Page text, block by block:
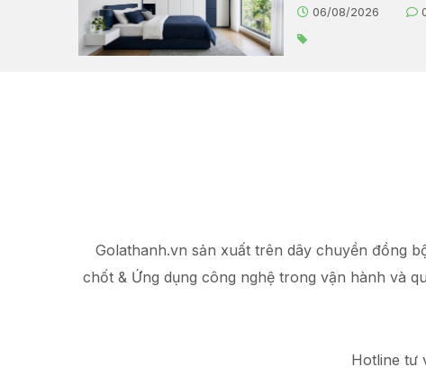
06/08/2026
Golathanh.vn sản xuất trên dây chuyền đồng
chốt & Ứng dụng công nghệ trong vận hành và
Hotline tư